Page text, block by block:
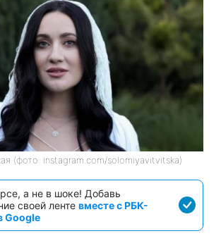
(фото: instagram.com/solomiyavitvitska)
а не в шоке! Добавь
своей ленте вместе с РБК-
Google